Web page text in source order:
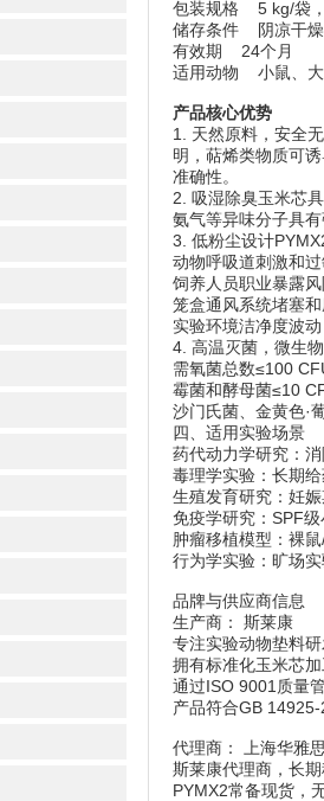
包装规格 5 kg/袋
储存条件 阴凉干
有效期 24个月
适用动物 小鼠、
产品核心优势
1. 天然原料，安全
明，萜烯类物质可
准确性。
2. 吸湿除臭玉米芯
氨气等异味分子具
3. 低粉尘设计
动物呼吸道刺激和
饲养人员职业暴露
笼盒通风系统堵塞
实验环境洁净度波动
4. 高温灭菌，微生
需氧菌总数≤100
霉菌和酵母菌≤10
沙门氏菌、金黄色·
四、适用实验场景
药代动力学研究：
毒理学实验：长期
生殖发育研究：妊
免疫学研究：SPF
肿瘤移植模型：裸
行为学实验：旷场
品牌与供应商信息
生产商： 斯莱康
专注实验动物垫料
拥有标准化玉米芯
通过ISO 9001质量
产品符合GB
代理商： 上海华雅
斯莱康代理商，长
PYMX2常备现货，